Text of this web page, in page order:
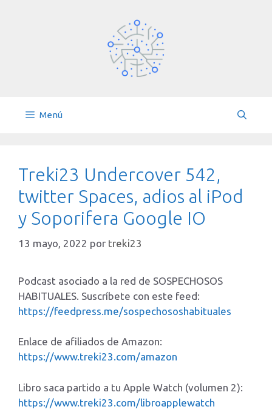
Menú
Treki23 Undercover 542,
twitter Spaces, adios al iPod
y Soporifera Google IO
13 mayo, 2022 por treki23
Podcast asociado a la red de SOSPECHOSOS
HABITUALES. Suscríbete con este feed:
https://feedpress.me/sospechososhabituales
Enlace de afiliados de Amazon:
https://www.treki23.com/amazon
Libro saca partido a tu Apple Watch (volumen 2):
https://www.treki23.com/libroapplewatch